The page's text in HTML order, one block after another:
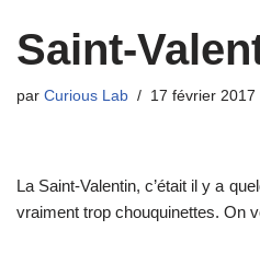
Saint-
par Curious Lab 17 février 2017
La Saint-Valentin, c’était il y a
vraiment trop chouquinettes. On